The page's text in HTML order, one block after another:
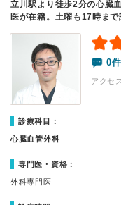
立川駅より徒歩2分の心臓
医が在籍。土曜も17時まで
0件
アクセ
診療科目：
心臓血管外科
専門医・資格：
外科専門医